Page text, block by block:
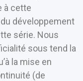
à cette
développement
série. Nous
sous tend la
la mise en
(de